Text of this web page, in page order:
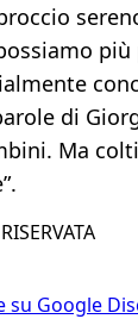
di
Ma
su Google